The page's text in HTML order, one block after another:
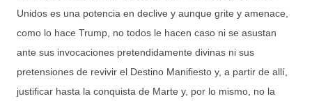
Unidos es una potencia en declive y aunque grite y amenace,
como lo hace Trump, no todos le hacen caso ni se asustan
ante sus invocaciones pretendidamente divinas ni sus
pretensiones de revivir el Destino Manifiesto y, a partir de allí,
justificar hasta la conquista de Marte y, por lo mismo, no la